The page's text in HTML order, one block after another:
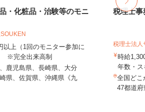
・化粧品・治験等のモニ
以上（1回のモニター参加に
※完全出来高制
鹿児島県、長崎県、大分
県、佐賀県、沖縄県《九
税理士事
税理士法人
時給
年数・
全国どこ
47都道